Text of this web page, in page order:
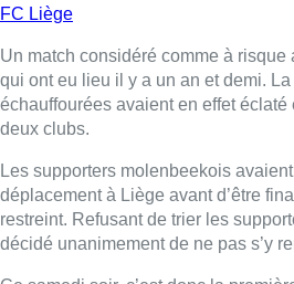
depuis et pour éviter d’autres
uniquement en cars. 4 à 5 bus ont été
Plusieurs supporters molenbeekois
match.
■ Direct d’Aurélie Vanweldeet